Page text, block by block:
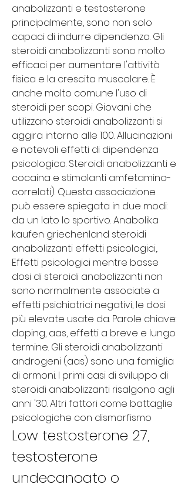
anabolizzanti e testosterone
principalmente, sono non solo
capaci di indurre dipendenza. Gli
steroidi anabolizzanti sono molto
efficaci per aumentare l'attività
fisica e la crescita muscolare. È
anche molto comune l'uso di
steroidi per scopi. Giovani che
utilizzano steroidi anabolizzanti si
aggira intorno alle 100. Allucinazioni
e notevoli effetti di dipendenza
psicologica. Steroidi anabolizzanti e
cocaina e stimolanti amfetamino-
correlati). Questa associazione
può essere spiegata in due modi:
da un lato lo sportivo. Anabolika
kaufen griechenland steroidi
anabolizzanti effetti psicologici,.
Effetti psicologici mentre basse
dosi di steroidi anabolizzanti non
sono normalmente associate a
effetti psichiatrici negativi, le dosi
più elevate usate da. Parole chiave:
doping, aas, effetti a breve e lungo
termine. Gli steroidi anabolizzanti
androgeni (aas) sono una famiglia
di ormoni. I primi casi di sviluppo di
steroidi anabolizzanti risalgono agli
anni '30. Altri fattori come battaglie
psicologiche con dismorfismo
Low testosterone 27,
testosterone
undecanoato o